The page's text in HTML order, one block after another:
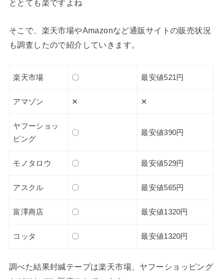
ととても楽ですよね
そこで、楽天市場やAmazonなど通販サイトの販売状況
も調査したので紹介していきます。
楽天市場 〇 最安値521円
アマゾン ✕ ✕
ヤフーショッ
ピング
〇 最安値390円
モノタロウ 〇 最安値529円
アスクル 〇 最安値565円
富澤商店 〇 最安値1320円
コッタ 〇 最安値1320円
調べた結果封緘テープは楽天市場、ヤフーショッピング